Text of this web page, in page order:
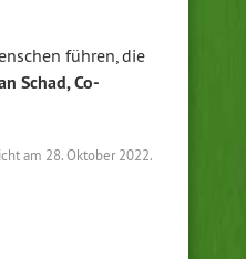
führen, die
Schad, Co-
am 28. Oktober 2022.